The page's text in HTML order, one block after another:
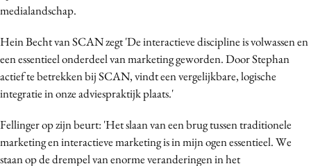
medialandschap.
Hein Becht van SCAN zegt 'De interactieve discipline is volwassen en
een essentieel onderdeel van marketing geworden. Door Stephan
actief te betrekken bij SCAN, vindt een vergelijkbare, logische
integratie in onze adviespraktijk plaats.'
Fellinger op zijn beurt: 'Het slaan van een brug tussen traditionele
marketing en interactieve marketing is in mijn ogen essentieel. We
staan op de drempel van enorme veranderingen in het